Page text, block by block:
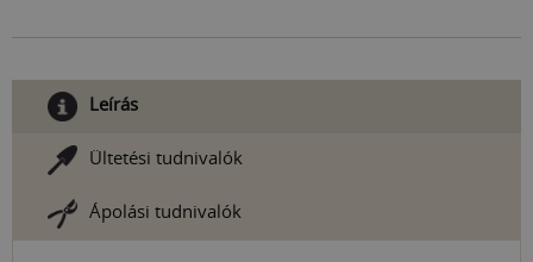
Leírás
Ültetési tudnivalók
Ápolási tudnivalók